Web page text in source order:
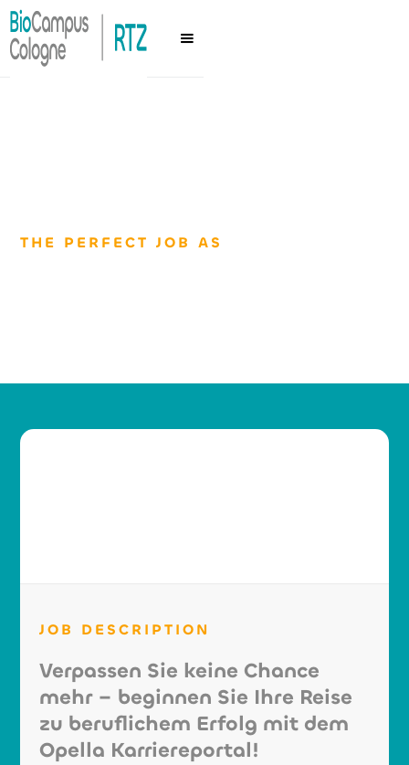
THE PERFECT JOB AS
JOB DESCRIPTION
Verpassen Sie keine Chance
mehr – beginnen Sie Ihre Reise
zu beruflichem Erfolg mit dem
Opella Karriereportal!